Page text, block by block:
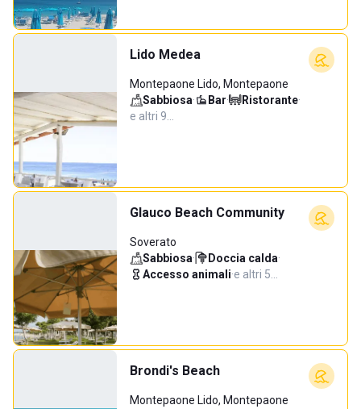
Lido Medea
Montepaone Lido, Montepaone
Sabbiosa· Bar· Ristorante·
e altri 9…
Glauco Beach Community
Soverato
Sabbiosa· Doccia calda·
Accesso animali·e altri 5…
Brondi's Beach
Montepaone Lido, Montepaone